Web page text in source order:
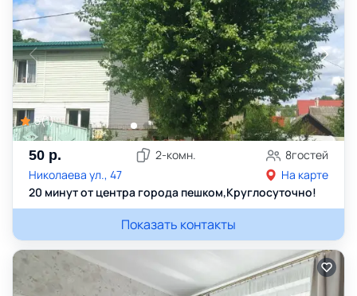
5(1)
50 р. 2-комн. 8гостей
Николаева ул., 47
На карте
20 минут от центра города пешком,Круглосуточно!
Показать контакты